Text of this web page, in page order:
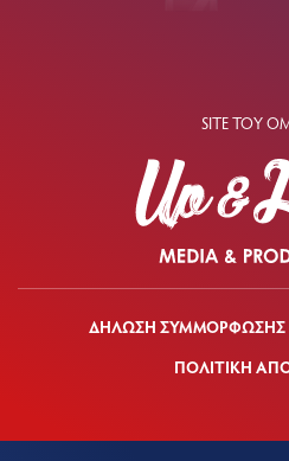
SITE ΤΟΥ
ΔΗΛΩΣΗ ΣΥΜΜΟΡΦΩΣΗΣ
ΠΟΛΙΤΙΚΗ